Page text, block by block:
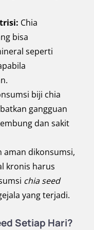
Chia
bisa
seperti
biji chia
gangguan
dan sakit
aman dikonsumsi,
kronis harus
chia seed
yang terjadi.
Setiap Hari?